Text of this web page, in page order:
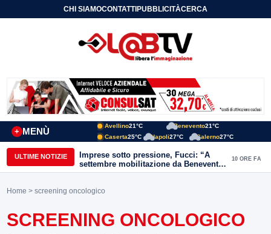
CHI SIAMOCONTATTIPUBBLICITÀCERCA
MENÙ
+
Avellino21°C Benevento21°C
Caserta25°C Napoli27°C Salerno27°C
ULTIME NOTIZIE
Imprese sotto pressione, Fucci: “A
settembre mobilitazione da Benevento
e Avellino”
10 ORE FA
Home > screening oncologico
SCREENING ONCOLOGICO